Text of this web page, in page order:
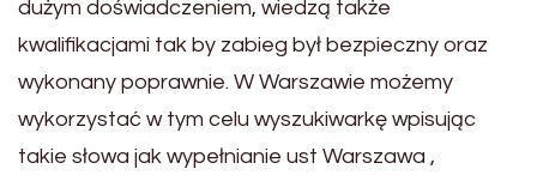
dużym doświadczeniem, wiedzą także
kwalifikacjami tak by zabieg był bezpieczny oraz
wykonany poprawnie. W Warszawie możemy
wykorzystać w tym celu wyszukiwarkę wpisując
takie słowa jak wypełnianie ust Warszawa ,